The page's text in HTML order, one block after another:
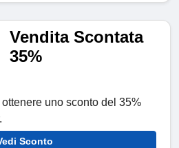
Vendita Scontata
35%
uno sconto del 35%
Sconto